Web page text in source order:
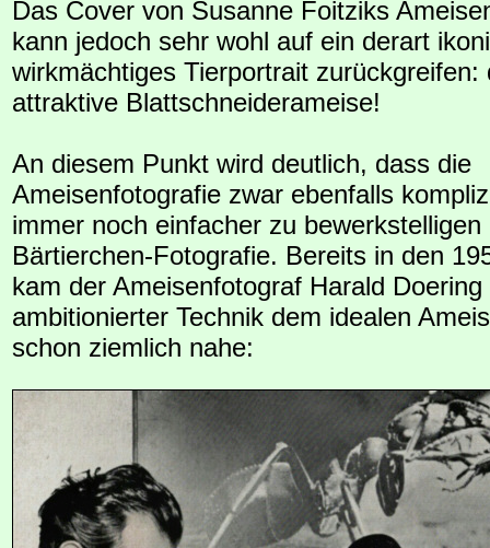
Das Cover von Susanne Foitziks
kann jedoch sehr wohl auf ein derart
wirkmächtiges Tierportrait zurückgreifen:
attraktive Blattschneiderameise!
An diesem Punkt wird deutlich, dass die
Ameisenfotografie zwar ebenfalls
immer noch einfacher zu bewerkstelligen
Bärtierchen-Fotografie. Bereits in den
kam der Ameisenfotograf Harald Doering
ambitionierter Technik dem idealen
schon ziemlich nahe: